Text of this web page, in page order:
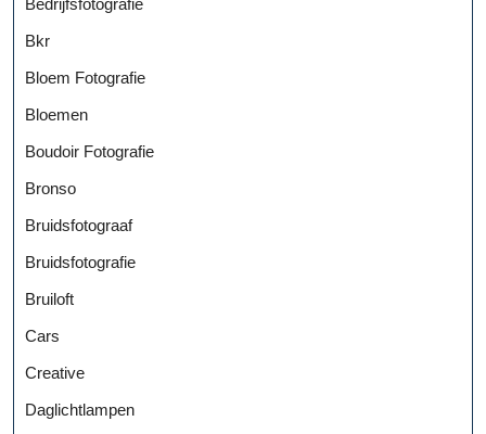
Bkr
Bloem Fotografie
Bloemen
Boudoir Fotografie
Bronso
Bruidsfotograaf
Bruidsfotografie
Bruiloft
Cars
Creative
Daglichtlampen